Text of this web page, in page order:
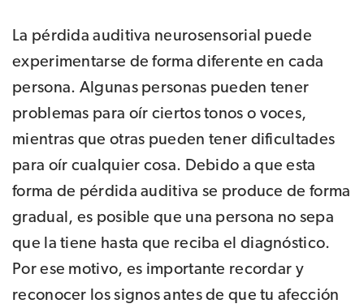
La pérdida auditiva neurosensorial puede
experimentarse de forma diferente en cada
persona. Algunas personas pueden tener
problemas para oír ciertos tonos o voces,
mientras que otras pueden tener dificultades
para oír cualquier cosa. Debido a que esta
forma de pérdida auditiva se produce de forma
gradual, es posible que una persona no sepa
que la tiene hasta que reciba el diagnóstico.
Por ese motivo, es importante recordar y
reconocer los signos antes de que tu afección